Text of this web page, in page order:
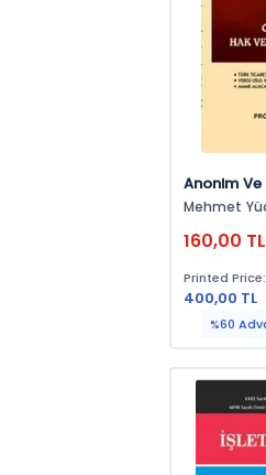
Anonim
Yönetim
Ortakların
Mehmet
160,00 TL
Printed Price:
400,00 TL
%60